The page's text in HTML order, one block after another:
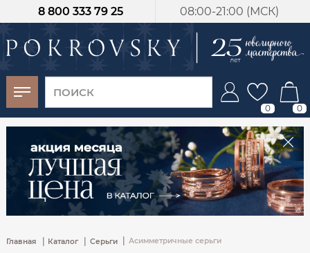
08:00-21:00 (МСК)
8 800 333 79 25
0 0
Главная | Каталог | Серьги Асимметричные серьги
-30%
от 15 дней с
момента оплаты